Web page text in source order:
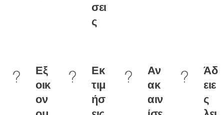
σει
ς
Εξ
οικ
ον
Εκ
τιμ
ήσ
Αν
ακ
αιν
Άδ
ειε
ς